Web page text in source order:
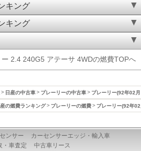
キング
キング
2.4 240G5 アテーサ 4WDの燃費TOPへ
日産の中古車 プレーリーの中古車 プレーリー(92年02
産の燃費ランキング プレーリーの燃費 プレーリー(92年
ンサー
カーセンサーエッジ・輸入車
・車査定
中古車リース